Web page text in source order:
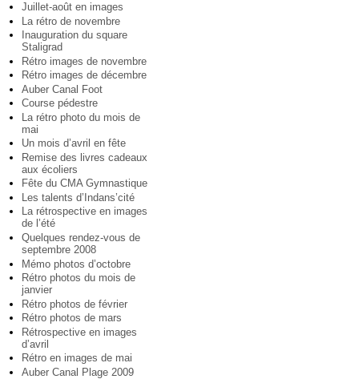
Juillet-août en images
La rétro de novembre
Inauguration du square
Staligrad
Rétro images de novembre
Rétro images de décembre
Auber Canal Foot
Course pédestre
La rétro photo du mois de
mai
Un mois d’avril en fête
Remise des livres cadeaux
aux écoliers
Fête du CMA Gymnastique
Les talents d’Indans’cité
La rétrospective en images
de l’été
Quelques rendez-vous de
septembre 2008
Mémo photos d’octobre
Rétro photos du mois de
janvier
Rétro photos de février
Rétro photos de mars
Rétrospective en images
d’avril
Rétro en images de mai
Auber Canal Plage 2009